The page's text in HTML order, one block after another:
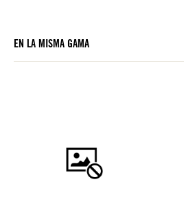
EN LA MISMA GAMA